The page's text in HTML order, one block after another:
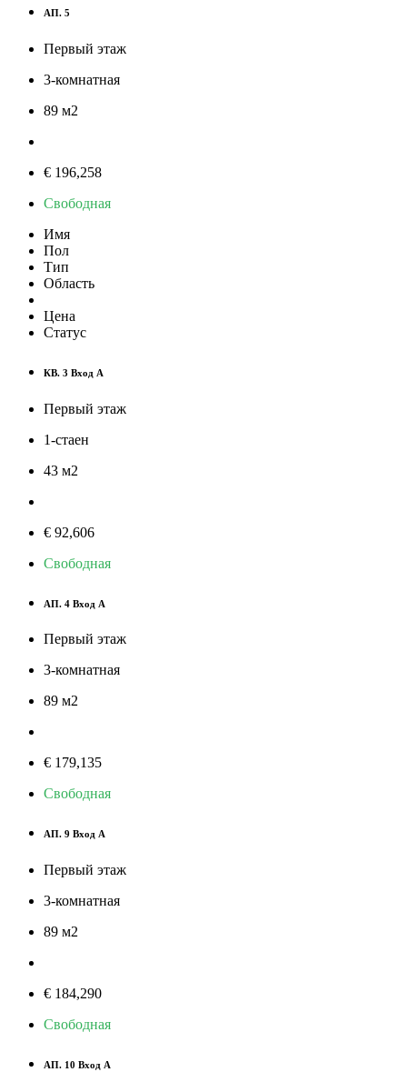
АП. 5
Первый этаж
3-комнатная
89 м2
€ 196,258
Свободная
Имя
Пол
Тип
Область
Цена
Статус
КВ. 3 Вход А
Первый этаж
1-стаен
43 м2
€ 92,606
Свободная
АП. 4 Вход А
Первый этаж
3-комнатная
89 м2
€ 179,135
Свободная
АП. 9 Вход А
Первый этаж
3-комнатная
89 м2
€ 184,290
Свободная
АП. 10 Вход А